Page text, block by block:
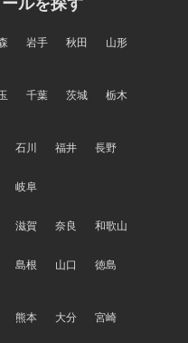
岩手 秋田
山形
千葉 茨城
栃木
石川 福井 長野
岐阜
滋賀 奈良 和歌山
島根 山口
徳島
熊本 大分
宮崎